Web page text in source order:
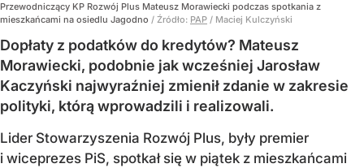
Przewodniczący KP Rozwój Plus Mateusz Morawiecki podczas spotkania z
mieszkańcami na osiedlu Jagodno / Źródło: PAP / Maciej Kulczyński
Dopłaty z podatków do kredytów? Mateusz
Morawiecki, podobnie jak wcześniej Jarosław
Kaczyński najwyraźniej zmienił zdanie w zakresie
polityki, którą wprowadzili i realizowali.
Lider Stowarzyszenia Rozwój Plus, były premier
i wiceprezes PiS, spotkał się w piątek z mieszkańcami